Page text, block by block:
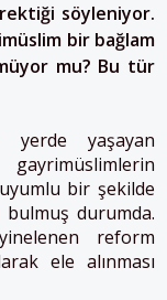
söyleniyor.
bir bağlam
mu? Bu tür
yaşayan
bir şekilde
bulmuş durumda.
reform
ele alınması